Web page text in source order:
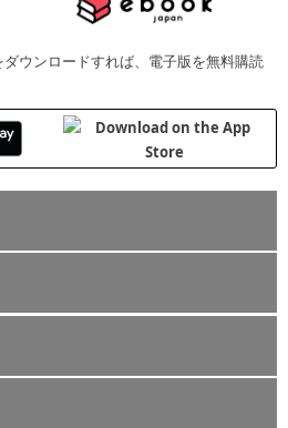
ウンロードすれば、電子版を無料購読